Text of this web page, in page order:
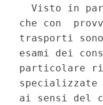
Visto in
che con
trasporti
esami dei
particolare
ai sensi del